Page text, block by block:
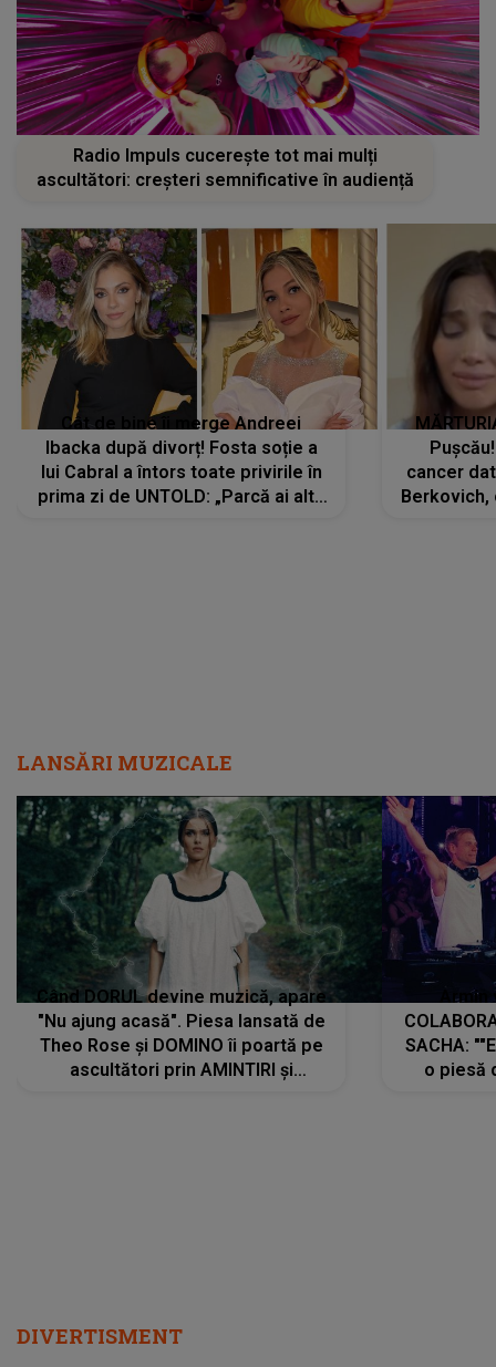
Radio Impuls cucerește tot mai mulți
ascultători: creșteri semnificative în audiență
Cât de bine îi merge Andreei
Ibacka după divorț! Fosta soție a
lui Cabral a întors toate privirile în
prima zi de UNTOLD: „Parcă ai altă
cancer
Berkovich,
LANSĂRI MUZICALE
Când DORUL devine muzică, apare
"Nu ajung acasă". Piesa lansată de
Theo Rose și DOMINO îi poartă pe
ascultători prin AMINTIRI și
SACHA:
o piesă
DIVERTISMENT